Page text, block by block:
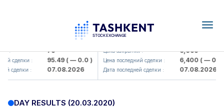
: 79
сделки : 95.49( — 0.0 )
сделки : 07.08.2026
UZMK (<O'zmetkombinat> AJ)
Цена закрытия : 6,099
Цена последний сделки : 6,400( — 0.0 )
Дата последней сделки : 07.08.2026
DAY RESULTS (20.03.2020)